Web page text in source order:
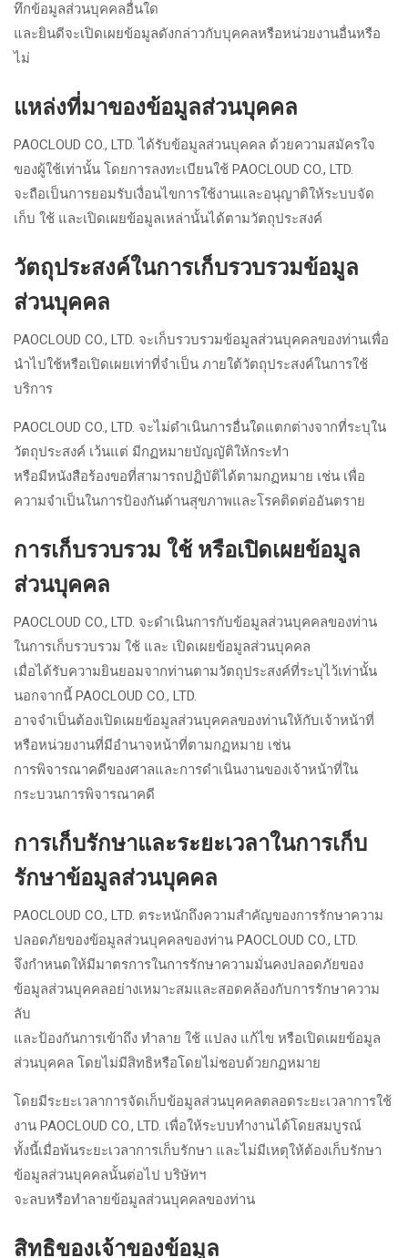
ทึกข้อมูลส่วนบุคคลอื่นใด
และยินดีจะเปิดเผยข้อมูลดังกล่าวกับบุคคลหรือหน่วยงานอื่นหรือ
ไม่
แหล่งที่มาของข้อมูลส่วนบุคคล
PAOCLOUD CO., LTD. ได้รับข้อมูลส่วนบุคคล ด้วยความสมัครใจ
ของผู้ใช้เท่านั้น โดยการลงทะเบียนใช้ PAOCLOUD CO., LTD.
จะถือเป็นการยอมรับเงื่อนไขการใช้งานและอนุญาติให้ระบบจัด
เก็บ ใช้ และเปิดเผยข้อมูลเหล่านั้นได้ตามวัตถุประสงค์
วัตถุประสงค์ในการเก็บรวบรวมข้อมูล
ส่วนบุคคล
PAOCLOUD CO., LTD. จะเก็บรวบรวมข้อมูลส่วนบุคคลของท่านเพื่อ
นำไปใช้หรือเปิดเผยเท่าที่จำเป็น ภายใต้วัตถุประสงค์ในการใช้
บริการ
PAOCLOUD CO., LTD. จะไม่ดำเนินการอื่นใดแตกต่างจากที่ระบุใน
วัตถุประสงค์ เว้นแต่ มีกฏหมายบัญญัติให้กระทำ
หรือมีหนังสือร้องขอที่สามารถปฏิบัติได้ตามกฏหมาย เช่น เพื่อ
ความจำเป็นในการป้องกันด้านสุขภาพและโรคติดต่ออันตราย
การเก็บรวบรวม ใช้ หรือเปิดเผยข้อมูล
ส่วนบุคคล
PAOCLOUD CO., LTD. จะดำเนินการกับข้อมูลส่วนบุคคลของท่าน
ในการเก็บรวบรวม ใช้ และ เปิดเผยข้อมูลส่วนบุคคล
เมื่อได้รับความยินยอมจากท่านตามวัตถุประสงค์ที่ระบุไว้เท่านั้น
นอกจากนี้ PAOCLOUD CO., LTD.
อาจจำเป็นต้องเปิดเผยข้อมูลส่วนบุคคลของท่านให้กับเจ้าหน้าที่
หรือหน่วยงานที่มีอำนาจหน้าที่ตามกฏหมาย เช่น
การพิจารณาคดีของศาลและการดำเนินงานของเจ้าหน้าที่ใน
กระบวนการพิจารณาคดี
การเก็บรักษาและระยะเวลาในการเก็บ
รักษาข้อมูลส่วนบุคคล
PAOCLOUD CO., LTD. ตระหนักถึงความสำคัญของการรักษาความ
ปลอดภัยของข้อมูลส่วนบุคคลของท่าน PAOCLOUD CO., LTD.
จึงกำหนดให้มีมาตรการในการรักษาความมั่นคงปลอดภัยของ
ข้อมูลส่วนบุคคลอย่างเหมาะสมและสอดคล้องกับการรักษาความ
ลับ
และป้องกันการเข้าถึง ทำลาย ใช้ แปลง แก้ไข หรือเปิดเผยข้อมูล
ส่วนบุคคล โดยไม่มีสิทธิหรือโดยไม่ชอบด้วยกฏหมาย
โดยมีระยะเวลาการจัดเก็บข้อมูลส่วนบุคคลตลอดระยะเวลาการใช้
งาน PAOCLOUD CO., LTD. เพื่อให้ระบบทำงานได้โดยสมบูรณ์
ทั้งนี้เมื่อพ้นระยะเวลาการเก็บรักษา และไม่มีเหตุให้ต้องเก็บรักษา
ข้อมูลส่วนบุคคลนั้นต่อไป บริษัทฯ
จะลบหรือทำลายข้อมูลส่วนบุคคลของท่าน
สิทธิของเจ้าของข้อมูล